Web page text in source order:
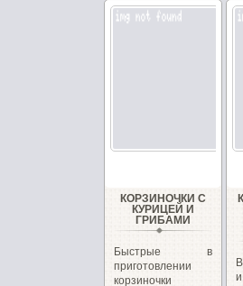
КОРЗИНОЧКИ С
КУРИЦЕЙ И
ГРИБАМИ
Быстрые в
приготовлении
корзиночки